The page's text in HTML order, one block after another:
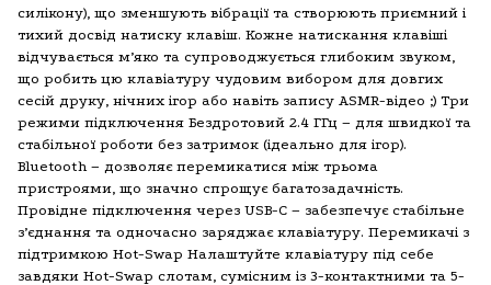
силікону), що зменшують вібрації та створюють приємний і
тихий досвід натиску клавіш. Кожне натискання клавіші
відчувається м’яко та супроводжується глибоким звуком,
що робить цю клавіатуру чудовим вибором для довгих
сесій друку, нічних ігор або навіть запису ASMR-відео ;) Три
режими підключення Бездротовий 2.4 ГГц – для швидкої та
стабільної роботи без затримок (ідеально для ігор).
Bluetooth – дозволяє перемикатися між трьома
пристроями, що значно спрощує багатозадачність.
Провідне підключення через USB-C – забезпечує стабільне
з’єднання та одночасно заряджає клавіатуру. Перемикачі з
підтримкою Hot-Swap Налаштуйте клавіатуру під себе
завдяки Hot-Swap слотам, сумісним із 3-контактними та 5-